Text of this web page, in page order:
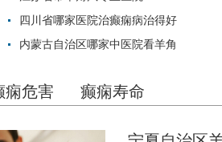
四川省哪家医院治癫痫病治得好
内蒙古自治区哪家中医院看羊角
痫危害 癫痫寿命